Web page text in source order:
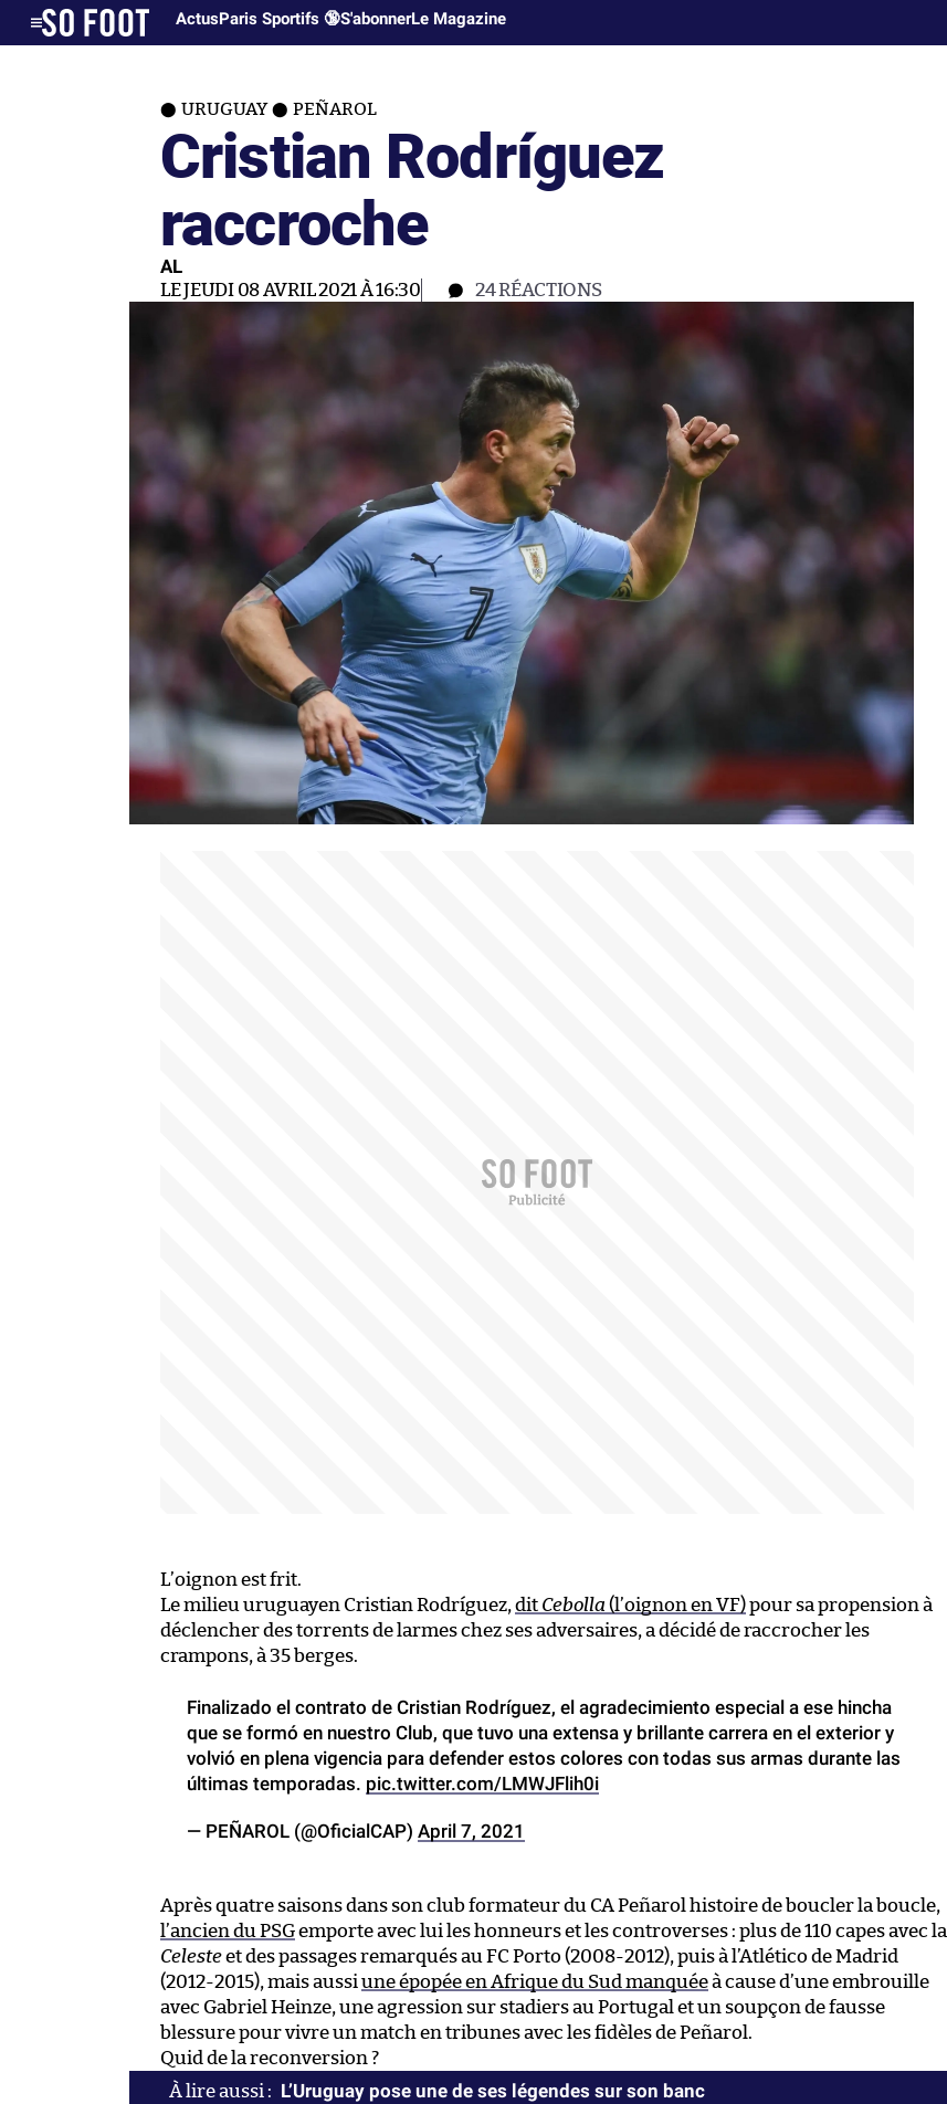
ActusParis Sportifs 🔞S'abonnerLe Magazine
URUGUAY PEÑAROL
Cristian Rodríguez
raccroche
AL
LE JEUDI 08 AVRIL 2021 À 16:30 24RÉACTIONS
L’oignon est frit.
Le milieu uruguayen Cristian Rodríguez, dit Cebolla (l’oignon en VF)pour sa propension à
déclencher des torrents de larmes chez ses adversaires, a décidé de raccrocher les
crampons, à 35 berges.
Finalizado el contrato de Cristian Rodríguez, el agradecimiento especial a ese hincha
que se formó en nuestro Club, que tuvo una extensa y brillante carrera en el exterior y
volvió en plena vigencia para defender estos colores con todas sus armas durante las
últimas temporadas. pic.twitter.com/LMWJFlih0i
— PEÑAROL (@OficialCAP) April 7, 2021
Après quatre saisons dans son club formateur du CA Peñarol histoire de boucler la boucle,
l’ancien du PSGemporte avec lui les honneurs et les controverses : plus de 110 capes avec la
Celesteet des passages remarqués au FC Porto (2008-2012), puis à l’Atlético de Madrid
(2012-2015), mais aussi une épopée en Afrique du Sud manquéeà cause d’une embrouille
avec Gabriel Heinze, une agression sur stadiers au Portugal et un soupçon de fausse
blessure pour vivre un match en tribunes avec les fidèles de Peñarol.
Quid de la reconversion ?
L’Uruguay pose une de ses légendes sur son banc